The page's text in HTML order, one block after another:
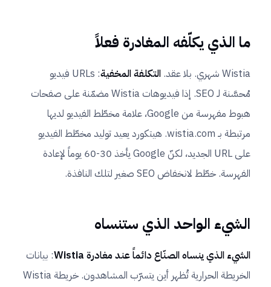
ما الذي يكلّفه المغادرة فعلاً
Wistia شهري. بلا عقد. التكلفة المخفية
: URLs فيديو
مُحسَّنة لـ SEO. إذا فيديوهات Wistia مضمّنة على صفحات
هبوط مفهرسة من Google، علامة مخطّط الفيديو لديها
مرتبطة بـ wistia.com. هيتكورد يعيد توليد مخطّط الفيديو
على URL الجديد، لكنّ Google يأخذ 30-60 يوماً لإعادة
الفهرسة. خطّط لانخفاض SEO صغير لتلك النافذة.
الشيء الواحد الذي ستنساه
الشيء الذي ينساه الصنّاع دائماً عند مغادرة Wistia
: بيانات
الخريطة الحرارية تُظهر أين يتسرّب المشاهدون. خريطة Wistia